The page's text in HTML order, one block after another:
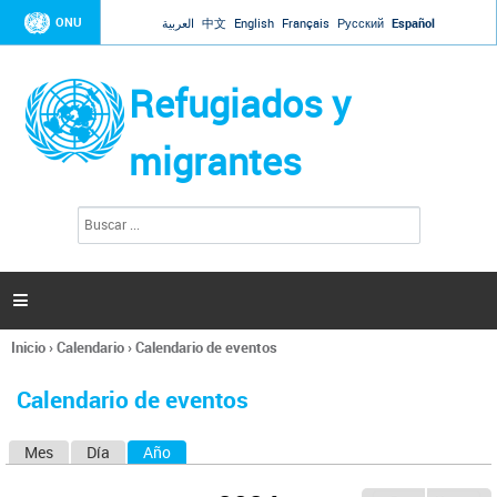
Jump to navigation
ONU العربية 中文 English Français Русский Español
Refugiados y
migrantes
l
s

Se
usted
Inicio›Calendario›Calendario de eventos
Calendario de eventos
Mes Día Año